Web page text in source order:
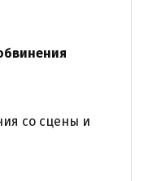
со сцены и